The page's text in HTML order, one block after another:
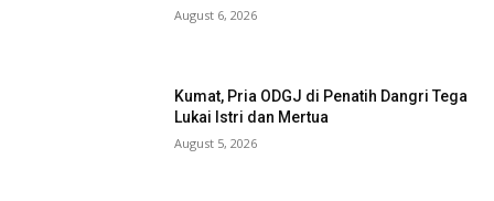
August 6, 2026
Kumat, Pria ODGJ di Penatih Dangri Tega
Lukai Istri dan Mertua
August 5, 2026